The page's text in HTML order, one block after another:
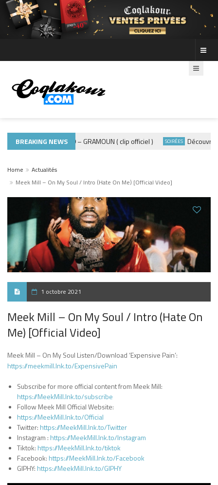
BREAKING NEWS
MUSIQUE 974 ADE440 – GRAMOUN ( clip officiel ) SOIRÉES Découvre les
Home
Actualités
Meek Mill – On My Soul / Intro (Hate On Me) [Official Video]
1 octobre 2021
Meek Mill – On My Soul / Intro (Hate On
Me) [Official Video]
Meek Mill – On My Soul Listen/Download ‘Expensive Pain’:
https://meekmill.lnk.to/ExpensivePain
Subscribe for more official content from Meek Mill:
https://MeekMill.lnk.to/subscribe
Follow Meek Mill Official Website:
https://MeekMill.lnk.to/Official
Twitter: https://MeekMill.lnk.to/Twitter
Instagram : https://MeekMill.lnk.to/Instagram
Tiktok: https://MeekMill.lnk.to/tiktok
Facebook: https://MeekMill.lnk.to/Facebook
GIPHY: https://MeekMill.lnk.to/GIPHY